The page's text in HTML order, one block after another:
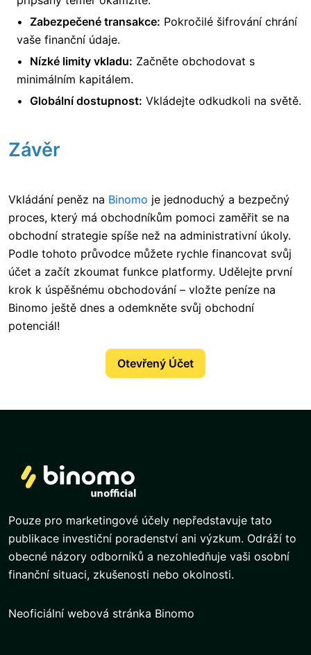
Zabezpečené transakce: Pokročilé šifrování chrání
vaše finanční údaje.
Nízké limity vkladu: Začněte obchodovat s
minimálním kapitálem.
Globální dostupnost: Vkládejte odkudkoli na světě.
Závěr
Vkládání peněz na Binomo je jednoduchý a bezpečný
proces, který má obchodníkům pomoci zaměřit se na
obchodní strategie spíše než na administrativní úkoly.
Podle tohoto průvodce můžete rychle financovat svůj
účet a začít zkoumat funkce platformy. Udělejte první
krok k úspěšnému obchodování – vložte peníze na
Binomo ještě dnes a odemkněte svůj obchodní
potenciál!
Otevřený Účet
Pouze pro marketingové účely nepředstavuje tato
publikace investiční poradenství ani výzkum. Odráží to
obecné názory odborníků a nezohledňuje vaši osobní
finanční situaci, zkušenosti nebo okolnosti.
Neoficiální webová stránka Binomo